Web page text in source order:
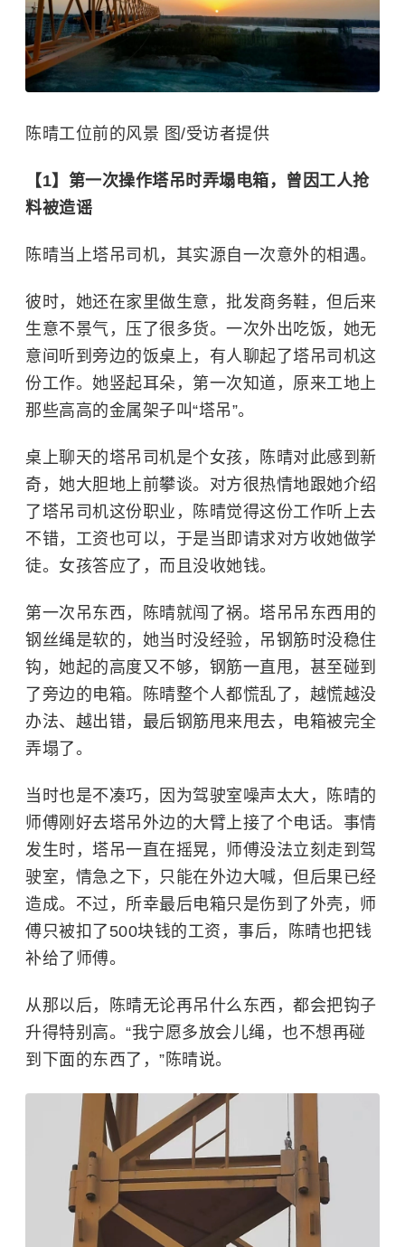
陈晴工位前的风景 图/受访者提供
【1】 第一次操作塔吊时弄塌电箱，曾因工人抢
料被造谣
陈晴当上塔吊司机，其实源自一次意外的相遇。
彼时，她还在家里做生意，批发商务鞋，但后来
生意不景气，压了很多货。一次外出吃饭，她无
意间听到旁边的饭桌上，有人聊起了塔吊司机这
份工作。她竖起耳朵，第一次知道，原来工地上
那些高高的金属架子叫“塔吊”。
桌上聊天的塔吊司机是个女孩，陈晴对此感到新
奇，她大胆地上前攀谈。对方很热情地跟她介绍
了塔吊司机这份职业，陈晴觉得这份工作听上去
不错，工资也可以，于是当即请求对方收她做学
徒。女孩答应了，而且没收她钱。
第一次吊东西，陈晴就闯了祸。塔吊吊东西用的
钢丝绳是软的，她当时没经验，吊钢筋时没稳住
钩，她起的高度又不够，钢筋一直甩，甚至碰到
了旁边的电箱。陈晴整个人都慌乱了，越慌越没
办法、越出错，最后钢筋甩来甩去，电箱被完全
弄塌了。
当时也是不凑巧，因为驾驶室噪声太大，陈晴的
师傅刚好去塔吊外边的大臂上接了个电话。事情
发生时，塔吊一直在摇晃，师傅没法立刻走到驾
驶室，情急之下，只能在外边大喊，但后果已经
造成。不过，所幸最后电箱只是伤到了外壳，师
傅只被扣了500块钱的工资，事后，陈晴也把钱
补给了师傅。
从那以后，陈晴无论再吊什么东西，都会把钩子
升得特别高。“我宁愿多放会儿绳，也不想再碰
到下面的东西了，”陈晴说。